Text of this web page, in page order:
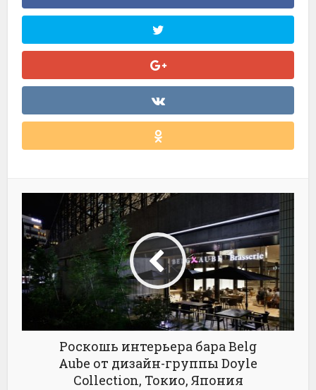
Роскошь интерьера бара Belg
Aube от дизайн-группы Doyle
Collection, Токио, Япония